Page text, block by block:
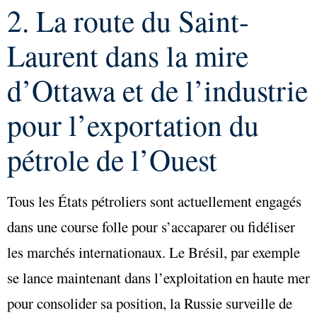
2. La route du Saint-
Laurent dans la mire
d’Ottawa et de l’industrie
pour l’exportation du
pétrole de l’Ouest
Tous les États pétroliers sont actuellement engagés
dans une course folle pour s’accaparer ou fidéliser
les marchés internationaux. Le Brésil, par exemple
se lance maintenant dans l’exploitation en haute mer
pour consolider sa position, la Russie surveille de